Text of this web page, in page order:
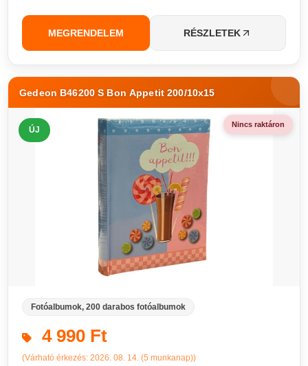
MEGRENDELEM RÉSZLETEK
Gedeon B46200 S Bon Appetit 200/10x15
ÚJ
Nincs raktáron
Fotóalbumok, 200 darabos fotóalbumok
4 990 Ft
(Várható érkezés: 2026. 08. 14. (5 munkanap))